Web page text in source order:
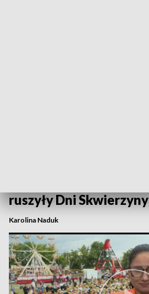
ruszyły Dni Skwierzyny
Karolina Naduk